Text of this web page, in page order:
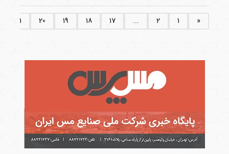
«
1
2
...
17
18
19
20
21